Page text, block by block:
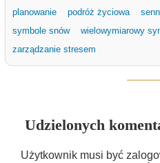
planowanie
podróż życiowa
symbole snów
wielowymiarowy
zarządzanie stresem
Udzielonych
Użytkownik musi być